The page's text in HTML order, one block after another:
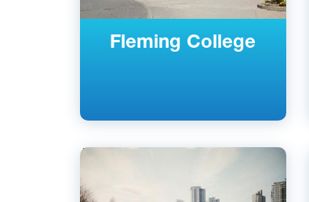
Fleming College
Английский
Частный